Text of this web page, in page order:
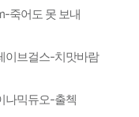
죽어도 못 보내
이브걸스-치맛바람
나믹듀오-출첵